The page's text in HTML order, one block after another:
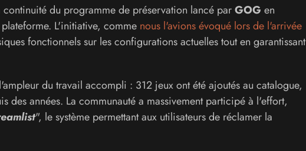
du programme de préservation lancé parGOG en
L'initiative, comme nous l'avions évoqué lors de l'arrivée
fonctionnels sur les configurations actuelles tout en garantissant
du travail accompli : 312 jeux ont été ajoutés au catalogue,
des années. La communauté a massivement participé à l'effort,
", le système permettant aux utilisateurs de réclamer la